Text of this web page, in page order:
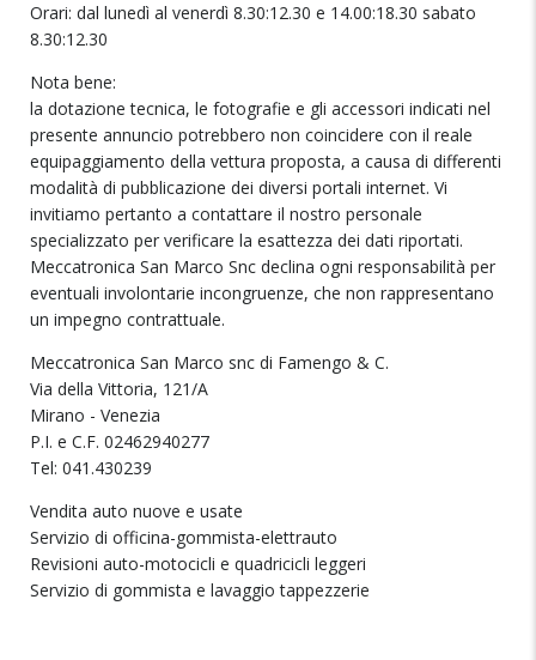
Orari: dal lunedì al venerdì 8.30:12.30 e 14.00:18.30 sabato
8.30:12.30
Nota bene:
la dotazione tecnica, le fotografie e gli accessori indicati nel
presente annuncio potrebbero non coincidere con il reale
equipaggiamento della vettura proposta, a causa di differenti
modalità di pubblicazione dei diversi portali internet. Vi
invitiamo pertanto a contattare il nostro personale
specializzato per verificare la esattezza dei dati riportati.
Meccatronica San Marco Snc declina ogni responsabilità per
eventuali involontarie incongruenze, che non rappresentano
un impegno contrattuale.
Meccatronica San Marco snc di Famengo & C.
Via della Vittoria, 121/A
Mirano - Venezia
P.I. e C.F. 02462940277
Tel: 041.430239
Vendita auto nuove e usate
Servizio di officina-gommista-elettrauto
Revisioni auto-motocicli e quadricicli leggeri
Servizio di gommista e lavaggio tappezzerie